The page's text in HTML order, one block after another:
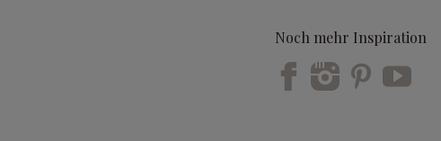
Noch mehr Inspiration